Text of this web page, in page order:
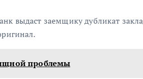
выдаст заемщику дубликат
проблемы